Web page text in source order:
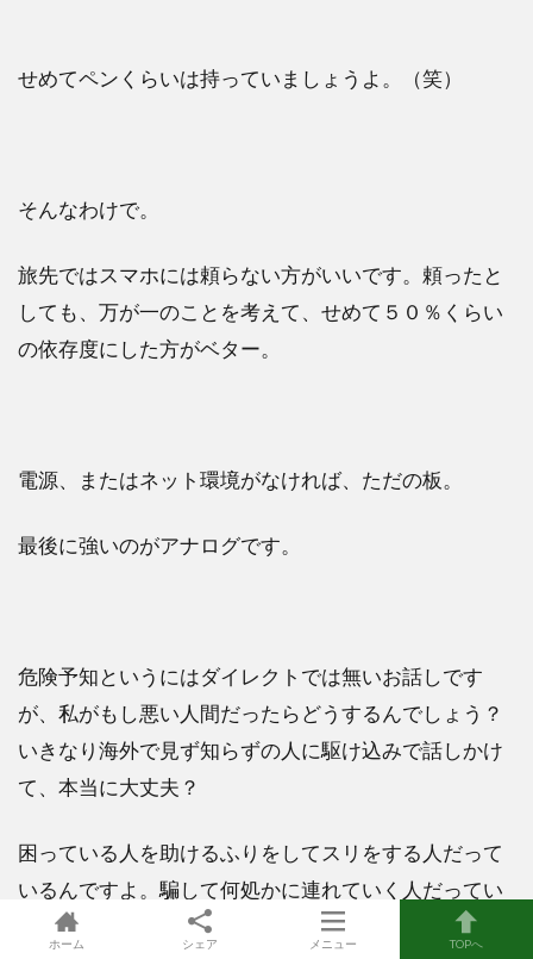
せめてペンくらいは持っていましょうよ。（笑）
そんなわけで。
旅先ではスマホには頼らない方がいいです。頼ったと
しても、万が一のことを考えて、せめて５０％くらい
の依存度にした方がベター。
電源、またはネット環境がなければ、ただの板。
最後に強いのがアナログです。
危険予知というにはダイレクトでは無いお話しです
が、私がもし悪い人間だったらどうするんでしょう？
いきなり海外で見ず知らずの人に駆け込みで話しかけ
て、本当に大丈夫？
困っている人を助けるふりをしてスリをする人だって
いるんですよ。騙して何処かに連れていく人だってい
るかもしれないんですよ。
ホーム シェア メニュー TOPへ